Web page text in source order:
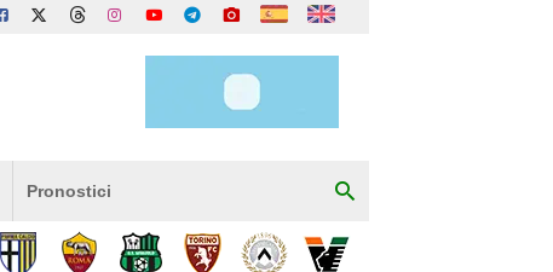
Pronostici